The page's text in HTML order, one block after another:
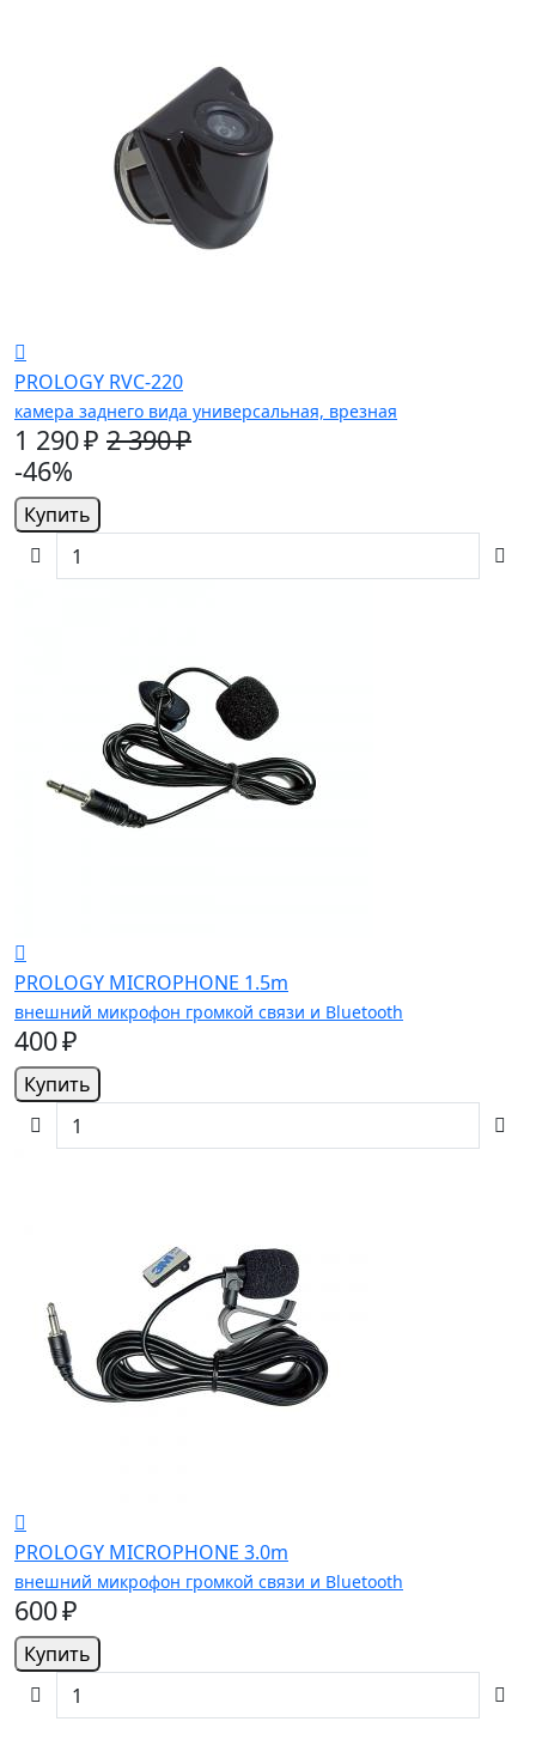
PROLOGY RVC-220
камера заднего вида универсальная, врезная
1 290 ₽ 2 390 ₽
-46%
Купить
PROLOGY MICROPHONE 1.5m
внешний микрофон громкой связи и Bluetooth
400 ₽
Купить
PROLOGY MICROPHONE 3.0m
внешний микрофон громкой связи и Bluetooth
600 ₽
Купить